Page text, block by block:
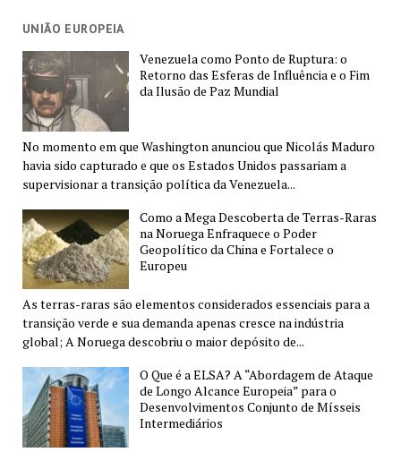
UNIÃO EUROPEIA
Venezuela como Ponto de Ruptura: o
Retorno das Esferas de Influência e o Fim
da Ilusão de Paz Mundial
No momento em que Washington anunciou que Nicolás Maduro
havia sido capturado e que os Estados Unidos passariam a
supervisionar a transição política da Venezuela...
Como a Mega Descoberta de Terras-Raras
na Noruega Enfraquece o Poder
Geopolítico da China e Fortalece o
Europeu
As terras-raras são elementos considerados essenciais para a
transição verde e sua demanda apenas cresce na indústria
global; A Noruega descobriu o maior depósito de...
O Que é a ELSA? A “Abordagem de Ataque
de Longo Alcance Europeia” para o
Desenvolvimentos Conjunto de Mísseis
Intermediários